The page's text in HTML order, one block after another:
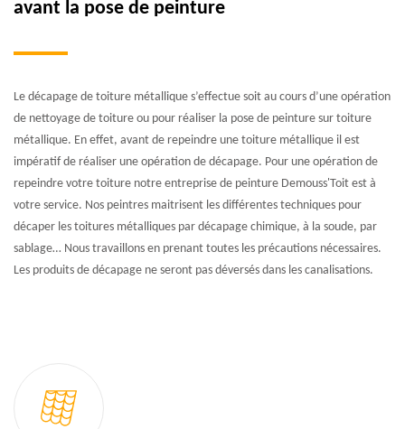
avant la pose de peinture
Le décapage de toiture métallique s’effectue soit au cours d’une opération
de nettoyage de toiture ou pour réaliser la pose de peinture sur toiture
métallique. En effet, avant de repeindre une toiture métallique il est
impératif de réaliser une opération de décapage. Pour une opération de
repeindre votre toiture notre entreprise de peinture Demouss'Toit est à
votre service. Nos peintres maitrisent les différentes techniques pour
décaper les toitures métalliques par décapage chimique, à la soude, par
sablage… Nous travaillons en prenant toutes les précautions nécessaires.
Les produits de décapage ne seront pas déversés dans les canalisations.